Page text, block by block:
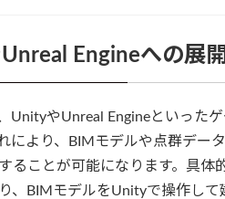
Engineへの展開
UnityやUnreal Engineといった
により、BIMモデルや点群デー
ることが可能になります。具
、BIMモデルをUnityで操作し